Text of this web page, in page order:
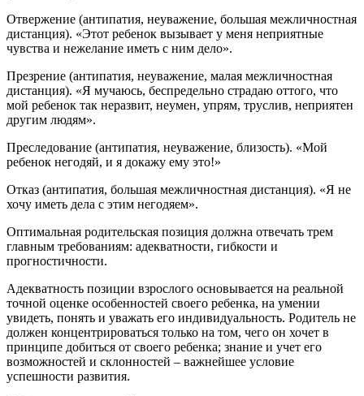
Отвержение (антипатия, неуважение, большая межличностная
дистанция). «Этот ребенок вызывает у меня неприятные
чувства и нежелание иметь с ним дело».
Презрение (антипатия, неуважение, малая межличностная
дистанция). «Я мучаюсь, беспредельно страдаю оттого, что
мой ребенок так неразвит, неумен, упрям, труслив, неприятен
другим людям».
Преследование (антипатия, неуважение, близость). «Мой
ребенок негодяй, и я докажу ему это!»
Отказ (антипатия, большая межличностная дистанция). «Я не
хочу иметь дела с этим негодяем».
Оптимальная родительская позиция должна отвечать трем
главным требованиям: адекватности, гибкости и
прогностичности.
Адекватность позиции взрослого основывается на реальной
точной оценке особенностей своего ребенка, на умении
увидеть, понять и уважать его индивидуальность. Родитель не
должен концентрироваться только на том, чего он хочет в
принципе добиться от своего ребенка; знание и учет его
возможностей и склонностей – важнейшее условие
успешности развития.